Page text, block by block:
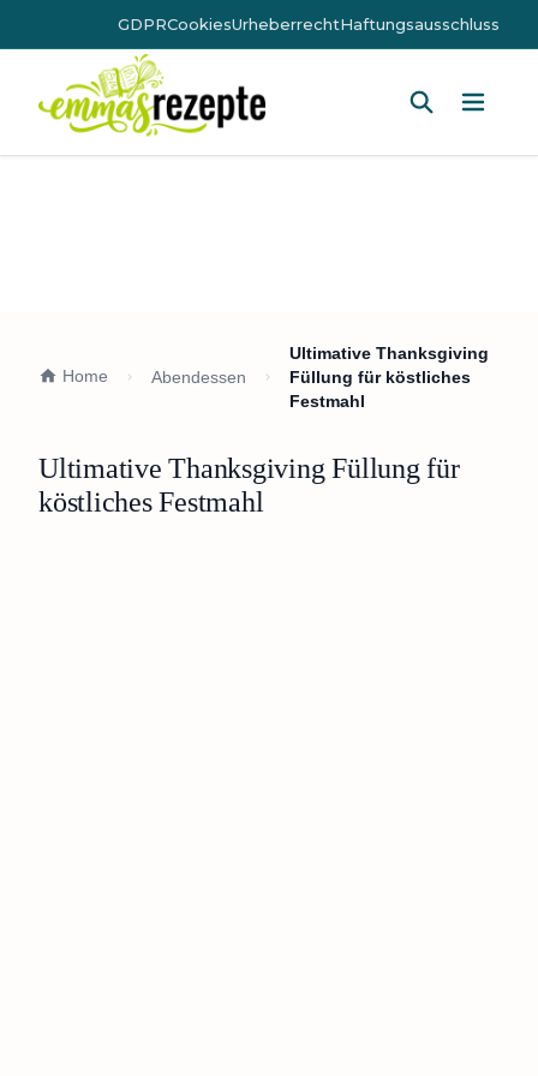
GDPRCookiesUrheberrechtHaftungsausschluss
Home Abendessen
Ultimative Thanksgiving
Füllung für köstliches
Festmahl
Ultimative Thanksgiving Füllung für
köstliches Festmahl